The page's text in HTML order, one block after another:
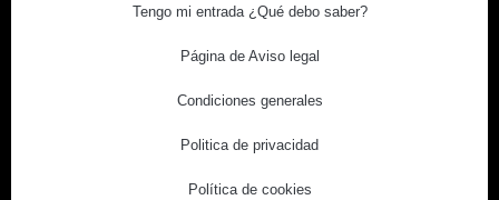
Tengo mi entrada ¿Qué debo saber?
Página de Aviso legal
Condiciones generales
Politica de privacidad
Política de cookies